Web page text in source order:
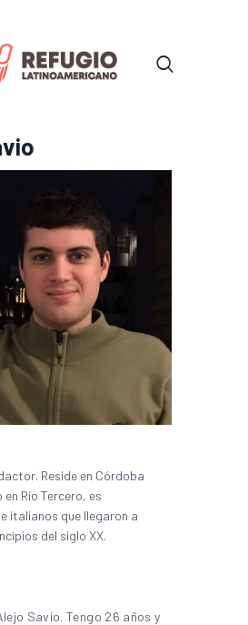
Reside en Córdoba
Río Tercero, es
italianos que llegaron a
del siglo XX.
Savio. Tengo 26 años y